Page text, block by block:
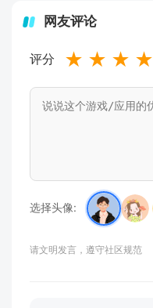
网友评论
评分 ★ ★ ★ ★
选择头像:
请文明发言，遵守社区规范